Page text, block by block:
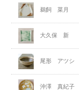
鵜飼 菜月
大久保 新
尾形 アツシ
沖澤 真紀子